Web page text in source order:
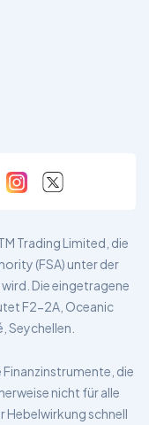
Trading Limited, die
(FSA) unter der
Die eingetragene
F2-2A, Oceanic
Seychellen.
Finanzinstrumente, die
nicht für alle
Hebelwirkung schnell